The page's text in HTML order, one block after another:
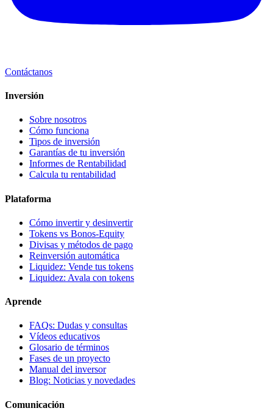
Contáctanos
Inversión
Sobre nosotros
Cómo funciona
Tipos de inversión
Garantías de tu inversión
Informes de Rentabilidad
Calcula tu rentabilidad
Plataforma
Cómo invertir y desinvertir
Tokens vs Bonos-Equity
Divisas y métodos de pago
Reinversión automática
Liquidez: Vende tus tokens
Liquidez: Avala con tokens
Aprende
FAQs: Dudas y consultas
Vídeos educativos
Glosario de términos
Fases de un proyecto
Manual del inversor
Blog: Noticias y novedades
Comunicación